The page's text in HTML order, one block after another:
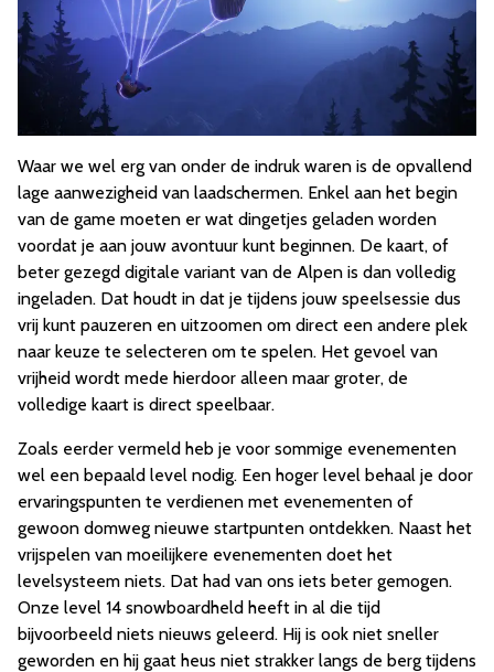
Waar we wel erg van onder de indruk waren is de opvallend
lage aanwezigheid van laadschermen. Enkel aan het begin
van de game moeten er wat dingetjes geladen worden
voordat je aan jouw avontuur kunt beginnen. De kaart, of
beter gezegd digitale variant van de Alpen is dan volledig
ingeladen. Dat houdt in dat je tijdens jouw speelsessie dus
vrij kunt pauzeren en uitzoomen om direct een andere plek
naar keuze te selecteren om te spelen. Het gevoel van
vrijheid wordt mede hierdoor alleen maar groter, de
volledige kaart is direct speelbaar.
Zoals eerder vermeld heb je voor sommige evenementen
wel een bepaald level nodig. Een hoger level behaal je door
ervaringspunten te verdienen met evenementen of
gewoon domweg nieuwe startpunten ontdekken. Naast het
vrijspelen van moeilijkere evenementen doet het
levelsysteem niets. Dat had van ons iets beter gemogen.
Onze level 14 snowboardheld heeft in al die tijd
bijvoorbeeld niets nieuws geleerd. Hij is ook niet sneller
geworden en hij gaat heus niet strakker langs de berg tijdens